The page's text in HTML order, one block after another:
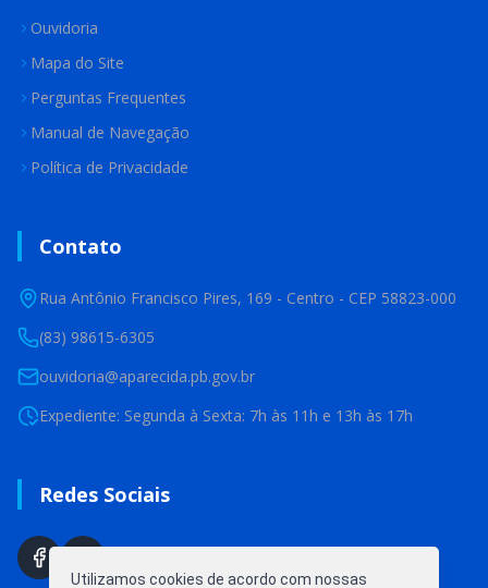
Ouvidoria
Mapa do Site
Perguntas Frequentes
Manual de Navegação
Política de Privacidade
Contato
Rua Antônio Francisco Pires, 169 - Centro - CEP 58823-000
(83) 98615-6305
ouvidoria@aparecida.pb.gov.br
Expediente: Segunda à Sexta: 7h às 11h e 13h às 17h
Redes Sociais
Utilizamos cookies de acordo com nossas